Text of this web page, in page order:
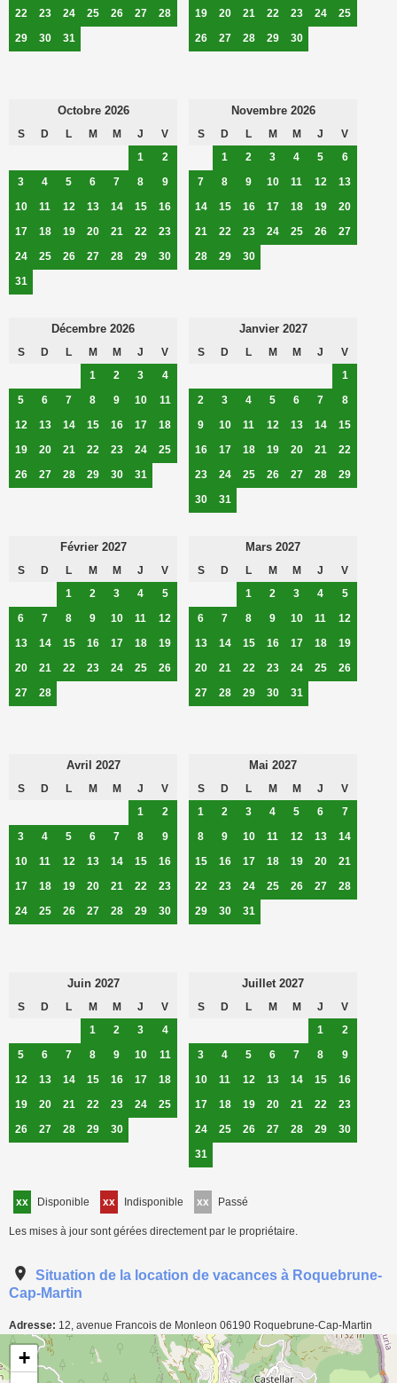
22 23 24 25 26 27
28
29
30 31
19 20 21 22 23 24
25
26
27 28 29 30
Octobre 2026
S D L M M J
V
1
2
3
4 5 6 7 8
9
10
11 12 13 14 15
16
17
18 19 20 21 22
23
24
25 26 27 28 29
30
31
Novembre 2026
S D L M M J
V
1
2 3 4 5
6
7
8 9 10 11 12
13
14
15 16 17 18 19
20
21
22 23 24 25 26
27
28
29 30
Décembre 2026
S D L M M J
V
1
2 3
4
5
6 7 8 9 10
11
12
13 14 15 16 17
18
19
20 21 22 23 24
25
26
27 28 29 30 31
Janvier 2027
S D L M M J
V
1
2
3 4 5 6 7
8
9
10 11 12 13 14
15
16
17 18 19 20 21
22
23
24 25 26 27 28
29
30
31
Février 2027
S D L M M J
V
1
2 3 4
5
6
7 8 9 10 11
12
13
14 15 16 17 18
19
20
21 22 23 24 25
26
27
28
Mars 2027
S D L M M J
V
1
2 3 4
5
6
7 8 9 10 11
12
13
14 15 16 17 18
19
20
21 22 23 24 25
26
27
28 29 30 31
Avril 2027
S D L M M J
V
1
2
3
4 5 6 7 8
9
10
11 12 13 14 15
16
17
18 19 20 21 22
23
24
25 26 27 28 29 30
Mai 2027
S D L M M J
V
1
2 3 4 5 6
7
8
9 10 11 12 13
14
15
16 17 18 19 20
21
22
23 24 25 26 27
28
29
30 31
Juin 2027
S D L M M J
V
1
2 3
4
5
6 7 8 9 10
11
12
13 14 15 16 17
18
19
20 21 22 23 24
25
26
27 28 29 30
Juillet 2027
S D L M M J
V
1
2
3
4 5 6 7 8
9
10
11 12 13 14 15
16
17
18 19 20 21 22
23
24
25 26 27 28 29
30
31
xx Disponible xx Indisponible xx Passé
Les mises à jour sont gérées directement par le propriétaire.
Situation de la location de vacances à Roquebrune-
Cap-Martin
Adresse: 12, avenue Francois de Monleon 06190 Roquebrune-Cap-Martin
Carte de localisation de l'annonce: Studio à Roquebrune-Cap-Martin
+